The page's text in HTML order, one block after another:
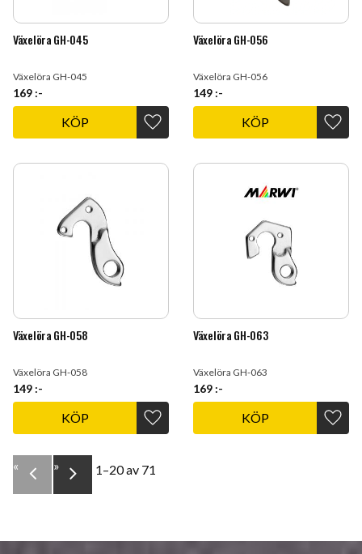
Växelöra GH-045
Växelöra GH-045
169 :-
Lägg till i favoriter
KÖP
Växelöra GH-056
Växelöra GH-056
149 :-
KÖP
Växelöra GH-058
Växelöra GH-058
149 :-
Lägg till i favoriter
KÖP
Växelöra GH-063
Växelöra GH-063
169 :-
KÖP
1–20av 71
« »